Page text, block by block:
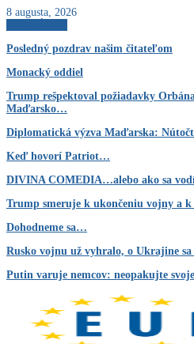
8 augusta, 2026
Posledný pozdrav našim čitateľom
Monacký oddiel
Trump rešpektoval požiadavky
Maďarsko…
Diplomatická výzva Maďarska:
Keď hovorí Patriot…
DIVINA COMEDIA…alebo ako sa
Trump smeruje k ukončeniu vojny a
Dohodneme sa…
Rusko vojnu už vyhralo, o Ukrajine
Putin varuje nemcov: neopakujte